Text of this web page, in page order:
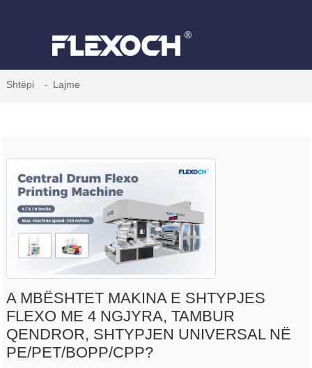
Shtëpi Lajme
A MBËSHTET MAKINA E SHTYPJES
FLEXO ME 4 NGJYRA, TAMBUR
QENDROR, SHTYPJEN UNIVERSAL NË
PE/PET/BOPP/CPP?